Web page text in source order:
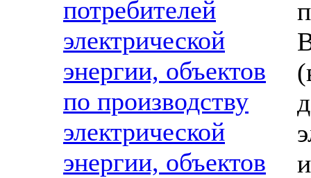
потребителей
электрической
энергии, объектов
по производству
электрической
энергии, объектов